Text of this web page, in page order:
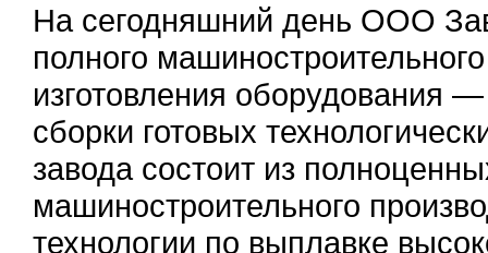
На сегодняшний день ООО
полного
изготовления оборудования
сборки готовых
завода состоит из
машиностроительного
технологии по выплавке